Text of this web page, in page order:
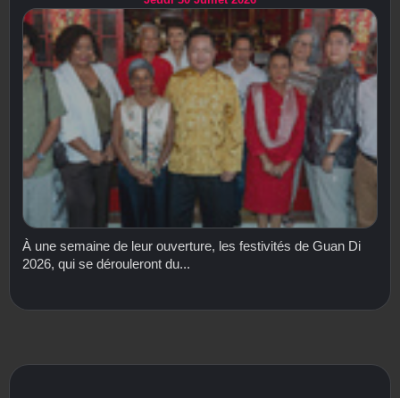
À une semaine de leur ouverture, les festivités de Guan Di
2026, qui se dérouleront du...